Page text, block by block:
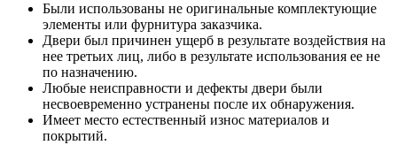
Были использованы не оригинальные комплектующие
элементы или фурнитура заказчика.
Двери был причинен ущерб в результате воздействия на
нее третьих лиц, либо в результате использования ее не
по назначению.
Любые неисправности и дефекты двери были
несвоевременно устранены после их обнаружения.
Имеет место естественный износ материалов и
покрытий.